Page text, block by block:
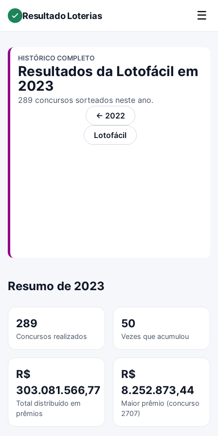
Resultado Loterias ☰
HISTÓRICO COMPLETO
Resultados da Lotofácil em
2023
289 concursos sorteados neste ano.
← 2022
Lotofácil
Resumo de 2023
289
Concursos realizados
50
Vezes que acumulou
R$
303.081.566,77
Total distribuído em
prêmios
R$
8.252.873,44
Maior prêmio (concurso
2707)